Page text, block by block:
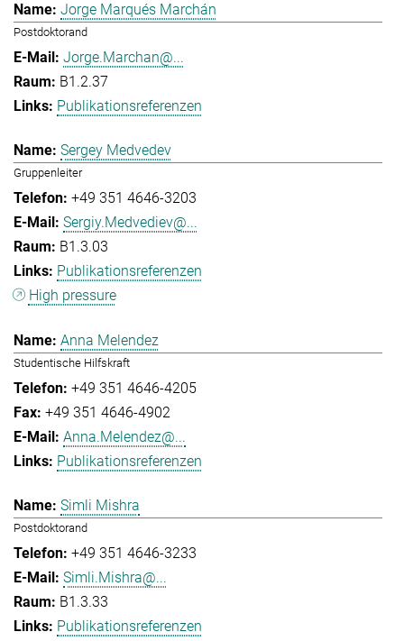
Jorge Marqués Marchán
Postdoktorand
Jorge.Marchan@...
B1.2.37
Publikationsreferenzen
Sergey Medvedev
Gruppenleiter
+49 351 4646-3203
Sergiy.Medvediev@...
B1.3.03
Publikationsreferenzen
High pressure
Anna Melendez
Studentische Hilfskraft
+49 351 4646-4205
+49 351 4646-4902
Anna.Melendez@...
Publikationsreferenzen
Simli Mishra
Postdoktorand
+49 351 4646-3233
Simli.Mishra@...
B1.3.33
Publikationsreferenzen